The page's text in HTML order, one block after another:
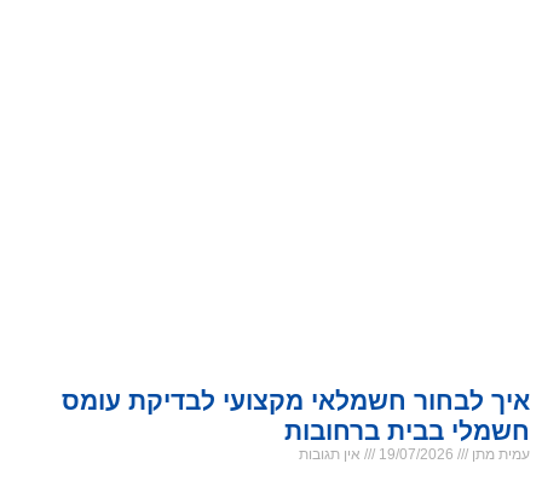
איך לבחור חשמלאי מקצועי לבדיקת עומס
חשמלי בבית ברחובות
עמית מתן אין תגובות